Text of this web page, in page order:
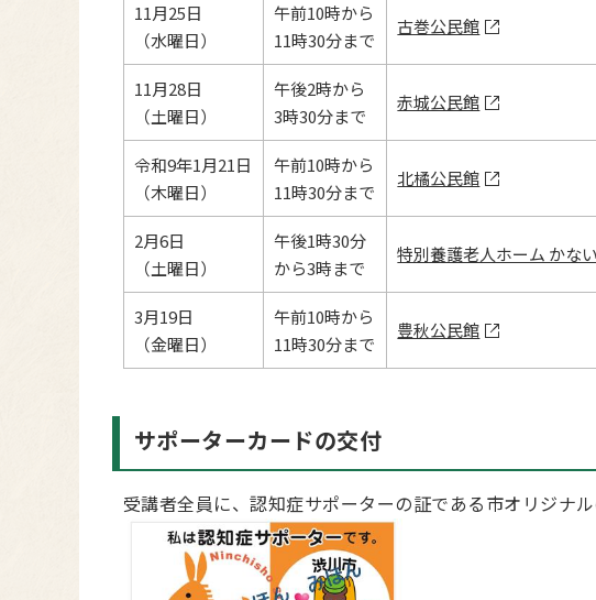
11月25日
（水曜日）
午前10時から
11時30分まで
古巻公民館
11月28日
（土曜日）
午後2時から
3時30分まで
赤城公民館
令和9年1月21日
（木曜日）
午前10時から
11時30分まで
北橘公民館
2月6日
（土曜日）
午後1時30分
から3時まで
特別養護老人ホーム かな
3月19日
（金曜日）
午前10時から
11時30分まで
豊秋公民館
サポーターカードの交付
受講者全員に、認知症サポーターの証である市オリジナ